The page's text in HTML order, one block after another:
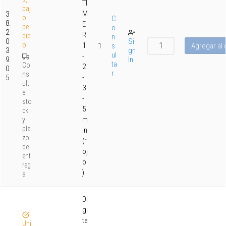
3
8.
2
0
3
9.
0
5
baj
o
pe
did
o
Co
ns
ult
e
sto
ck
y
pla
zo
de
ent
reg
a
TI
M
E
R
1
-
2
-
3
-
5
m
in
(r
oj
o
)
1
C
o
n
s
ul
ta
r
Si
gn
In
Agregar al
Uni
Di
gi
ta